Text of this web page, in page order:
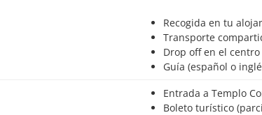
Recogida en tu
Transporte
Drop off en el
Guía (español o
Entrada a Templo
Boleto turístico (parcial: S/ 70 por persona; integral: S/ 130 por persona, pago